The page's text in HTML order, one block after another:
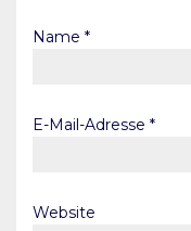
Name *
E-Mail-Adresse *
Website